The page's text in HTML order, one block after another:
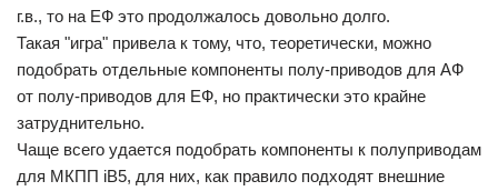
г.в., то на ЕФ это продолжалось довольно долго.
Такая "игра" привела к тому, что, теоретически, можно
подобрать отдельные компоненты полу-приводов для АФ
от полу-приводов для ЕФ, но практически это крайне
затруднительно.
Чаще всего удается подобрать компоненты к полуприводам
для МКПП iB5, для них, как правило подходят внешние